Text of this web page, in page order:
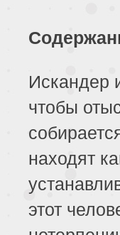
Искандер
чтобы
находят
этот